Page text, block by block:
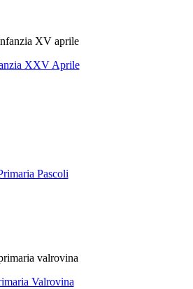
XXV Aprile
Pascoli
Valrovina